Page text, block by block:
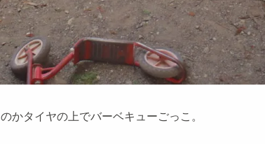
かタイヤの上でバーベキューごっこ。